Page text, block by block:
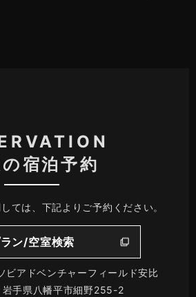
宿泊予約
ては、下記よりご予約ください。
ン/空室検索
ビアドベンチャーフィールド安比
手県八幡平市細野255-2